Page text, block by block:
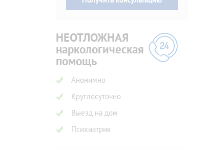
НЕОТЛОЖНАЯ
наркологическая
помощь
Анонимно
Круглосуточно
Выезд на дом
Психиатрия